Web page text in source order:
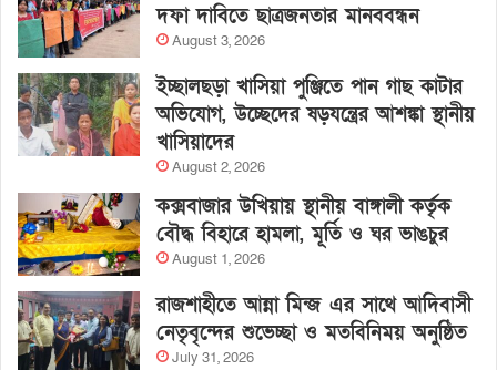
দফা দাবিতে ছাত্রজনতার মানববন্ধন
August 3, 2026
ইচ্ছালছড়া খাসিয়া পুঞ্জিতে পান গাছ কাটার
অভিযোগ, উচ্ছেদের ষড়যন্ত্রের আশঙ্কা স্থানীয়
খাসিয়াদের
August 2, 2026
কক্সবাজার উখিয়ায় স্থানীয় বাঙ্গালী কর্তৃক
বৌদ্ধ বিহারে হামলা, মূর্তি ও ঘর ভাঙচুর
August 1, 2026
রাজশাহীতে আন্না মিন্জ এর সাথে আদিবাসী
নেতৃবৃন্দের শুভেচ্ছা ও মতবিনিময় অনুষ্ঠিত
July 31, 2026